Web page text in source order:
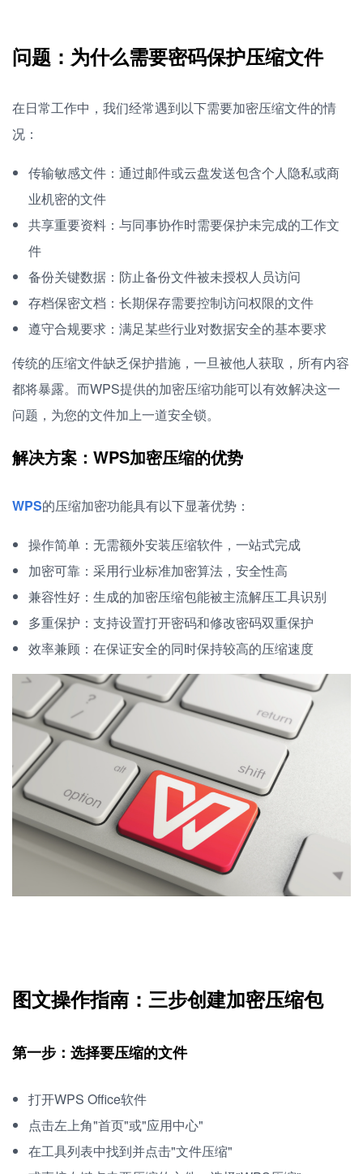
问题：为什么需要密码保护压缩文件
在日常工作中，我们经常遇到以下需要加密压缩文件的情
况：
传输敏感文件：通过邮件或云盘发送包含个人隐私或商
业机密的文件
共享重要资料：与同事协作时需要保护未完成的工作文
件
备份关键数据：防止备份文件被未授权人员访问
存档保密文档：长期保存需要控制访问权限的文件
遵守合规要求：满足某些行业对数据安全的基本要求
传统的压缩文件缺乏保护措施，一旦被他人获取，所有内容
都将暴露。而WPS提供的加密压缩功能可以有效解决这一
问题，为您的文件加上一道安全锁。
解决方案：WPS加密压缩的优势
WPS的压缩加密功能具有以下显著优势：
操作简单：无需额外安装压缩软件，一站式完成
加密可靠：采用行业标准加密算法，安全性高
兼容性好：生成的加密压缩包能被主流解压工具识别
多重保护：支持设置打开密码和修改密码双重保护
效率兼顾：在保证安全的同时保持较高的压缩速度
图文操作指南：三步创建加密压缩包
第一步：选择要压缩的文件
打开WPS Office软件
点击左上角"首页"或"应用中心"
在工具列表中找到并点击"文件压缩"